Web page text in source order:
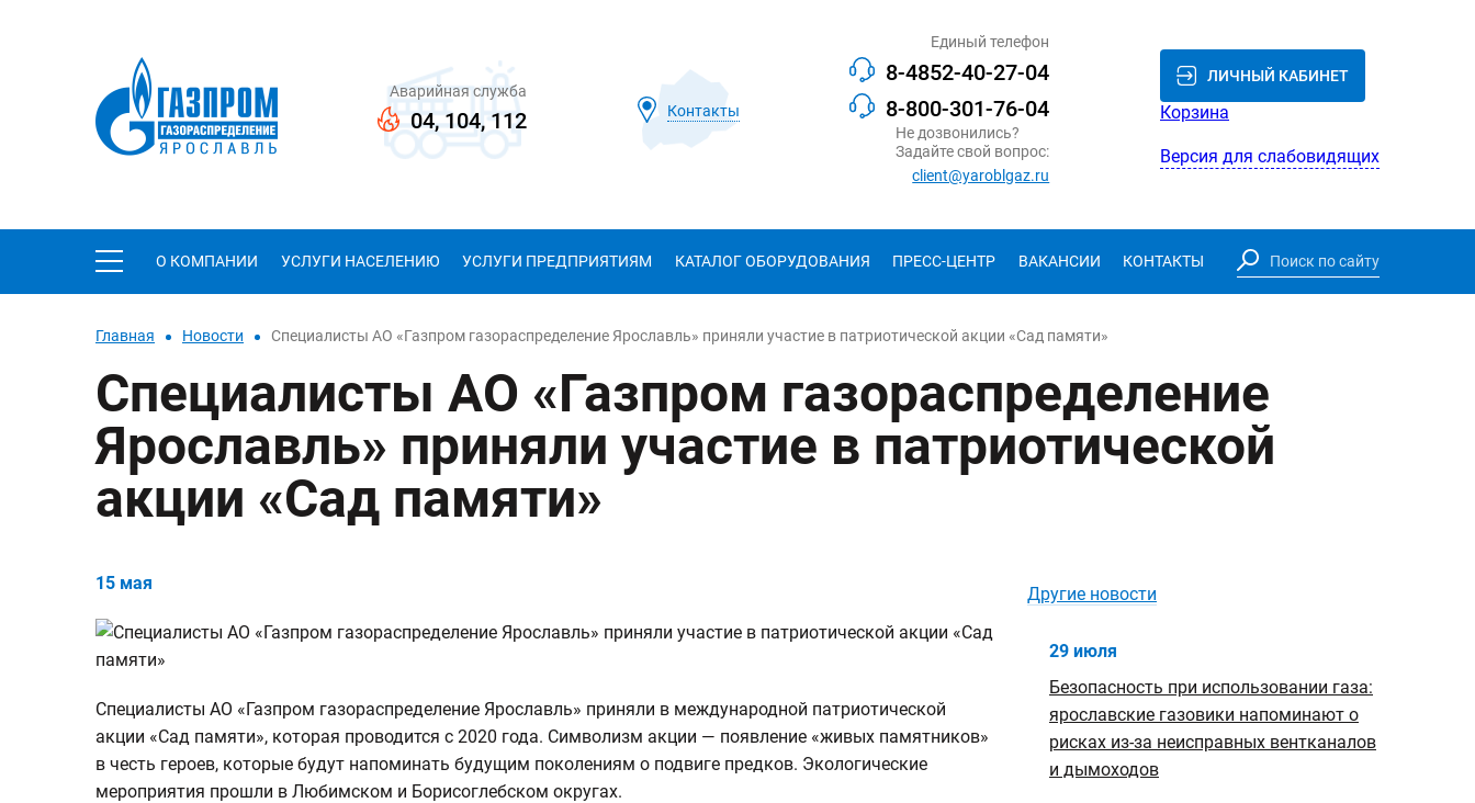
Аварийная служба
04,104,112 Контакты
Единый телефон
8-4852-40-27-04
8-800-301-76-04
Не дозвонились?
Задайте свой вопрос:
client@yaroblgaz.ru
ЛИЧНЫЙ КАБИНЕТ
Корзина
Версия для слабовидящих
О КОМПАНИИ УСЛУГИ НАСЕЛЕНИЮ УСЛУГИ ПРЕДПРИЯТИЯМ КАТАЛОГ ОБОРУДОВАНИЯ ПРЕСС-ЦЕНТР ВАКАНСИИ КОНТАКТЫ
Главная Новости Специалисты АО «Газпром газораспределение Ярославль» приняли участие в патриотической акции «Сад памяти»
Специалисты АО «Газпром газораспределение
Ярославль» приняли участие в патриотической
акции «Сад памяти»
15 мая
Специалисты АО «Газпром газораспределение Ярославль» приняли в международной патриотической
акции «Сад памяти», которая проводится с 2020 года. Символизм акции — появление «живых памятников»
в честь героев, которые будут напоминать будущим поколениям о подвиге предков. Экологические
мероприятия прошли в Любимском и Борисоглебском округах.
Другие новости
29 июля
Безопасность при использовании газа:
ярославские газовики напоминают о
рисках из-за неисправных вентканалов
и дымоходов